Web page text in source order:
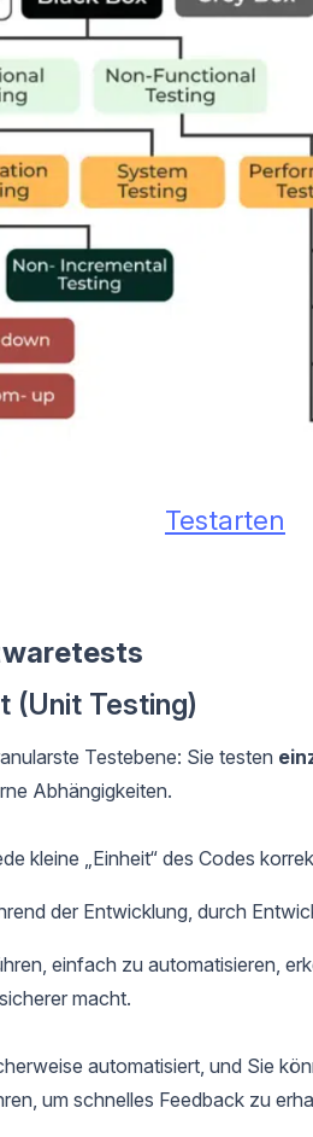
Testarten
(Unit Testing)
Testebene: Sie testen
Abhängigkeiten.
kleine „Einheit“ des Codes
der Entwicklung, durch
einfach zu automatisieren,
macht.
automatisiert, und Sie
um schnelles Feedback zu